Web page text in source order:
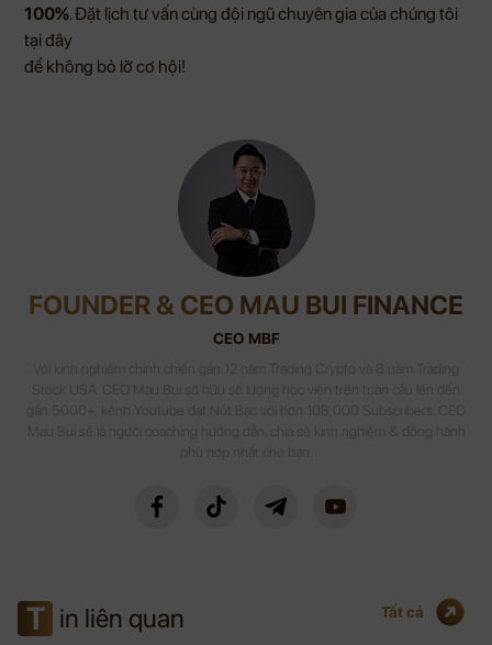
100%. Đặt lịch tư vấn cùng đội ngũ chuyên gia của chúng tôi
tại đây
để không bỏ lỡ cơ hội!
FOUNDER & CEO MAU BUI FINANCE
CEO MBF
Với kinh nghiệm chinh chiến gần 12 năm Trading Crypto và 8 năm Trading
Stock USA. CEO Mau Bui sở hữu số lượng học viên trên toàn cầu lên đến
gần 5000+, kênh Youtube đạt Nút Bạc với hơn 108,000 Subscribers. CEO
Mau Bui sẽ là người coaching hướng dẫn, chia sẻ kinh nghiệm & đồng hành
phù hợp nhất cho bạn.
T in liên quan Tất cả